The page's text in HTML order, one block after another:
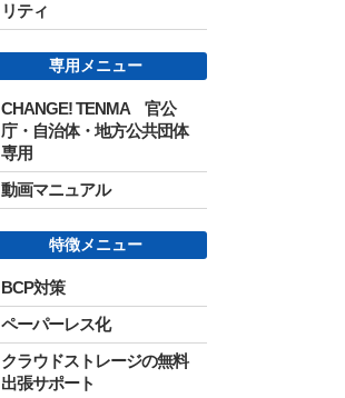
リティ
専用メニュー
CHANGE! TENMA 官公
庁・自治体・地方公共団体
専用
動画マニュアル
特徴メニュー
BCP対策
ペーパーレス化
クラウドストレージの無料
出張サポート